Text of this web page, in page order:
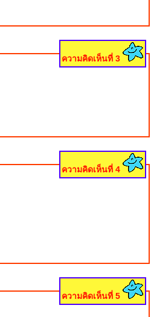
ความคิดเห็นที่ 3
ความคิดเห็นที่ 4
ความคิดเห็นที่ 5